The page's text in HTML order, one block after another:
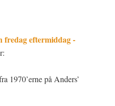
fredag eftermiddag -
1970’erne på Anders’